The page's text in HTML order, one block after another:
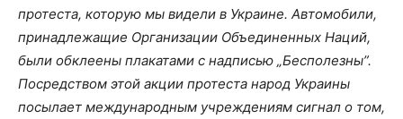
протеста, которую мы видели в Украине. Автомобили,
принадлежащие Организации Объединенных Наций,
были обклеены плакатами с надписью „Бесполезны”.
Посредством этой акции протеста народ Украины
посылает международным учреждениям сигнал о том,